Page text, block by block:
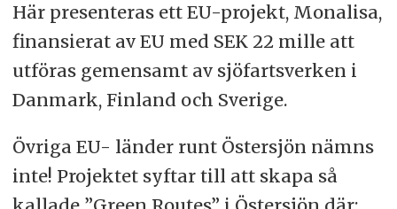
Här presenteras ett EU-projekt, Monalisa,
finansierat av EU med SEK 22 mille att
utföras gemensamt av sjöfartsverken i
Danmark, Finland och Sverige.
Övriga EU- länder runt Östersjön nämns
inte! Projektet syftar till att skapa så